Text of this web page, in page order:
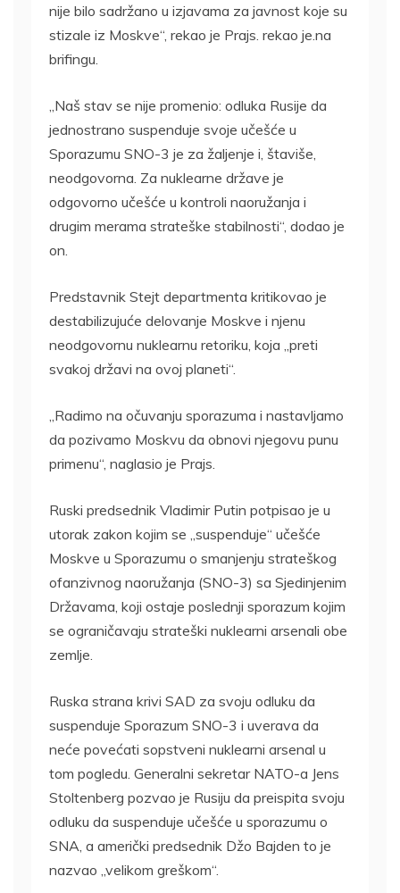
nije bilo sadržano u izjavama za javnost koje su
stizale iz Moskve“, rekao je Prajs. rekao je.na
brifingu.
„Naš stav se nije promenio: odluka Rusije da
jednostrano suspenduje svoje učešće u
Sporazumu SNO-3 je za žaljenje i, štaviše,
neodgovorna. Za nuklearne države je
odgovorno učešće u kontroli naoružanja i
drugim merama strateške stabilnosti“, dodao je
on.
Predstavnik Stejt departmenta kritikovao je
destabilizujuće delovanje Moskve i njenu
neodgovornu nuklearnu retoriku, koja „preti
svakoj državi na ovoj planeti“.
„Radimo na očuvanju sporazuma i nastavljamo
da pozivamo Moskvu da obnovi njegovu punu
primenu“, naglasio je Prajs.
Ruski predsednik Vladimir Putin potpisao je u
utorak zakon kojim se „suspenduje“ učešće
Moskve u Sporazumu o smanjenju strateškog
ofanzivnog naoružanja (SNO-3) sa Sjedinjenim
Državama, koji ostaje poslednji sporazum kojim
se ograničavaju strateški nuklearni arsenali obe
zemlje.
Ruska strana krivi SAD za svoju odluku da
suspenduje Sporazum SNO-3 i uverava da
neće povećati sopstveni nuklearni arsenal u
tom pogledu. Generalni sekretar NATO-a Jens
Stoltenberg pozvao je Rusiju da preispita svoju
odluku da suspenduje učešće u sporazumu o
SNA, a američki predsednik Džo Bajden to je
nazvao „velikom greškom“.